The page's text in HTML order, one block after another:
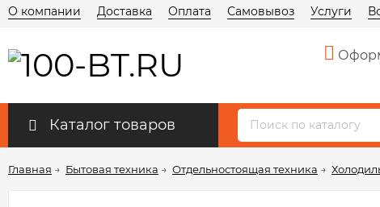
О компании Доставка Оплата Самовывоз Услуги
Каталог товаров
Главная → Бытовая техника → Отдельностоящая техника →